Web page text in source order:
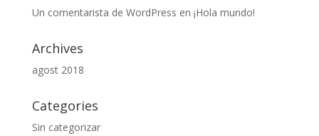
Un comentarista de WordPress en ¡Hola mundo!
Archives
agost 2018
Categories
Sin categorizar